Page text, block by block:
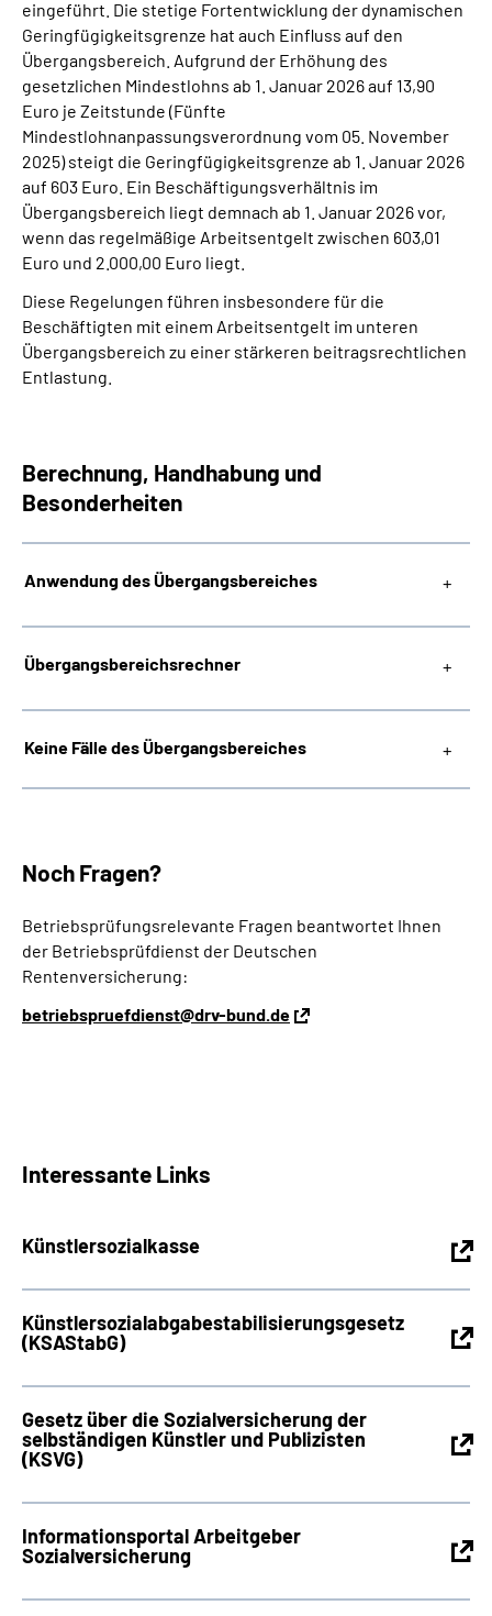
eingeführt. Die stetige Fortentwicklung der dynamischen
Geringfügigkeitsgrenze hat auch Einfluss auf den
Übergangsbereich. Aufgrund der Erhöhung des
gesetzlichen Mindestlohns ab 1. Januar 2026 auf 13,90
Euro je Zeitstunde (Fünfte
Mindestlohnanpassungsverordnung vom 05. November
2025) steigt die Geringfügigkeitsgrenze ab 1. Januar 2026
auf 603 Euro. Ein Beschäftigungsverhältnis im
Übergangsbereich liegt demnach ab 1. Januar 2026 vor,
wenn das regelmäßige Arbeitsentgelt zwischen 603,01
Euro und 2.000,00 Euro liegt.
Diese Regelungen führen insbesondere für die
Beschäftigten mit einem Arbeitsentgelt im unteren
Übergangsbereich zu einer stärkeren beitragsrechtlichen
Entlastung.
Berechnung, Handhabung und
Besonderheiten
Anwendung des Übergangsbereiches
Übergangsbereichsrechner
Keine Fälle des Übergangsbereiches
Noch Fragen?
Betriebsprüfungsrelevante Fragen beantwortet Ihnen
der Betriebsprüfdienst der Deutschen
Rentenversicherung:
betriebspruefdienst@drv-bund.de
Interessante Links
Künstlersozialkasse
Künstlersozialabgabestabilisierungsgesetz
(KSAStabG)
Gesetz über die Sozialversicherung der
selbständigen Künstler und Publizisten
(KSVG)
Informationsportal Arbeitgeber
Sozialversicherung